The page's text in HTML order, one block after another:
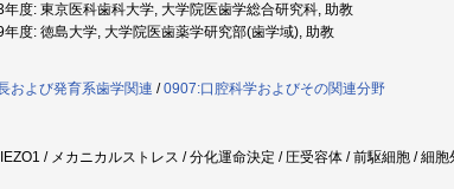
度: 東京医科歯科大学, 大学院医歯学総合研究科, 助教
度: 徳島大学, 大学院医歯薬学研究部(歯学域), 助教
および発育系歯学関連 /0907:口腔科学およびその関連分野
/ メカニカルストレス / 分化運命決定 / 圧受容体 / 前駆細胞 / 細